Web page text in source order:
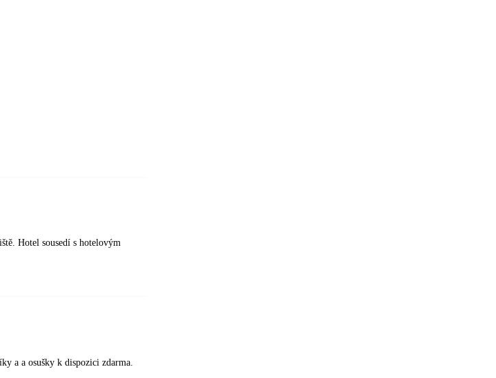
Hotel sousedí s hotelovým
a a osušky k dispozici zdarma.